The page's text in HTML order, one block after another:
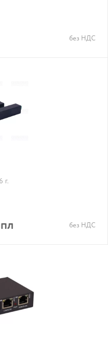
без НДС
г.
без НДС